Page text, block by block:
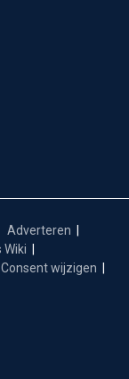
Adverteren
Wiki
Consent wijzigen